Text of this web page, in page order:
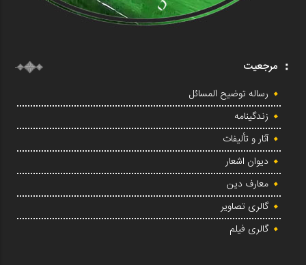
مرجعیت
رساله توضیح المسائل
زندگینامه
آثار و تألیفات
دیوان اشعار
معارف دین
گالری تصاویر
گالری فیلم